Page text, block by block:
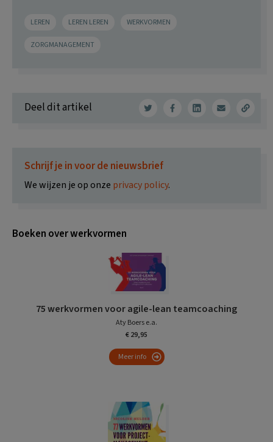
LEREN LEREN LEREN WERKVORMEN
ZORGMANAGEMENT
Deel dit artikel
Schrijf je in voor de nieuwsbrief
We wijzen je op onze privacy policy.
Boeken over werkvormen
75 werkvormen voor agile-lean teamcoaching
Aty Boers e.a.
€ 29,95
Meer info